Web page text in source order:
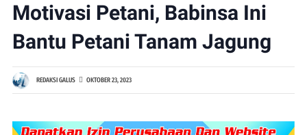
Motivasi Petani, Babinsa Ini
Bantu Petani Tanam Jagung
REDAKSI GALUS OKTOBER 23, 2023